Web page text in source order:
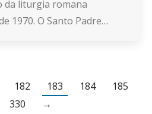
da liturgia romana
1970. O Santo Padre…
182 183 184
185
330 →